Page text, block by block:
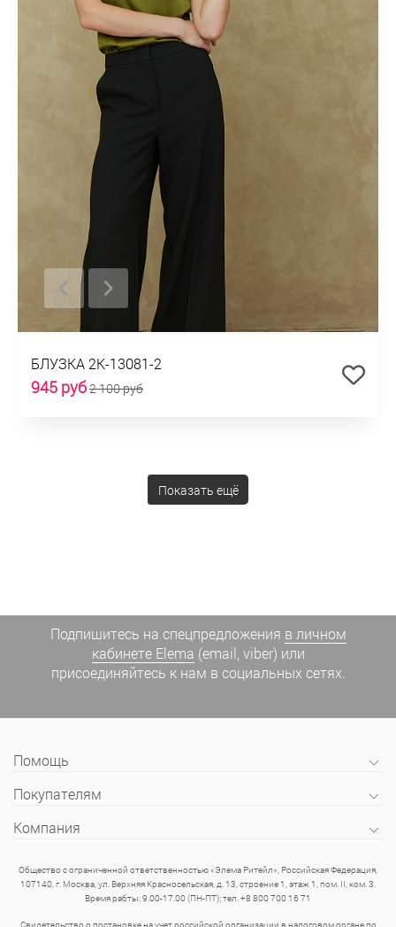
БЛУЗКА 2К-13081-2
945 руб2 100 руб
Показать ещё
Подпишитесь на спецпредложения в личном
кабинете Elema (email, viber) или
присоединяйтесь к нам в социальных сетях.
Помощь
Покупателям
Компания
Общество с ограниченной ответственностью «Элема Ритейл», Российская Федерация,
107140, г. Москва, ул. Верхняя Красносельская, д. 13, строение 1, этаж 1, пом. II, ком. 3.
Время рабты: 9.00-17.00 (ПН-ПТ); тел. +8 800 700 16 71
Свидетельство о постановке на учет российской организации в налоговом органе по